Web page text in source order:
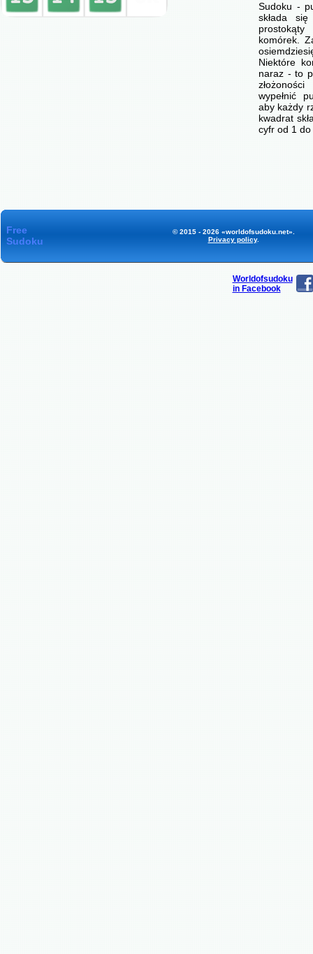
Sudoku -
składa
komórek.
Niektóre
naraz - to
wypełnić
aby każdy
kwadrat
cyfr od 1
Free
Sudoku
© 2015 - 2026 «worldofsudoku.net».
Privacy policy.
Worldofsudoku
in Facebook